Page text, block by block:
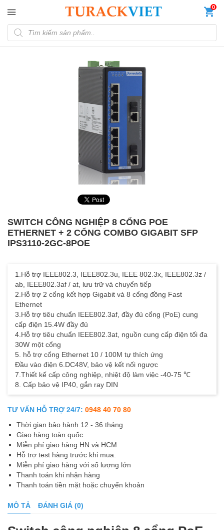
0
Tìm kiếm sản phẩm
SWITCH CÔNG NGHIỆP 8 CỔNG POE
ETHERNET + 2 CỔNG COMBO GIGABIT SFP
IPS3110-2GC-8POE
1.Hỗ trợ IEEE802.3, IEEE802.3u, IEEE 802.3x, IEEE802.3z /
ab, IEEE802.3af / at, lưu trữ và chuyển tiếp
2.Hỗ trợ 2 cổng kết hợp Gigabit và 8 cổng đồng Fast
Ethernet
3.Hỗ trợ tiêu chuẩn IEEE802.3af, đầy đủ cổng (PoE) cung
cấp điện 15.4W đầy đủ
4.Hỗ trợ tiêu chuẩn IEEE802.3at, nguồn cung cấp điện tối đa
30W một cổng
5. hỗ trợ cổng Ethernet 10 / 100M tự thích ứng
Đầu vào điện 6.DC48V, bảo vệ kết nối ngược
7.Thiết kế cấp công nghiệp, nhiệt độ làm việc -40-75 ℃
8. Cấp bảo vệ IP40, gắn ray DIN
TƯ VẤN HỖ TRỢ 24/7: 0948 40 70 80
Thời gian bảo hành 12 - 36 tháng
Giao hàng toàn quốc.
Miễn phí giao hàng HN và HCM
Hỗ trợ test hàng trước khi mua.
Miễn phí giao hàng với số lượng lớn
Thanh toán khi nhận hàng
Thanh toán tiền mặt hoặc chuyển khoản
MÔ TẢ ĐÁNH GIÁ (0)